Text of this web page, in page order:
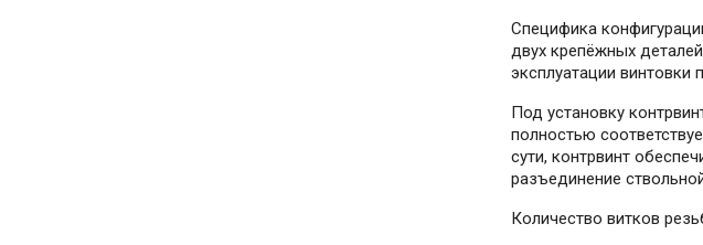
Специфика
двух крепёжных
эксплуатации винтовки
Под установку
полностью
сути, контрвинт
разъединение
Количество витков